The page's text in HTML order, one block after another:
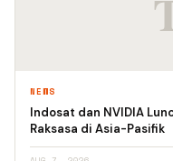
NEWS
Indosat dan NVIDIA
Raksasa di Asia-Pasifik